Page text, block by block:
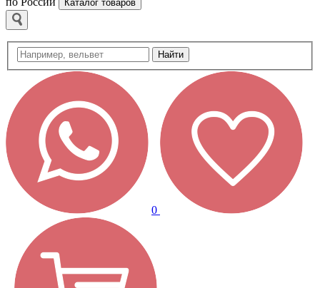
Каталог товаров
Найти
0